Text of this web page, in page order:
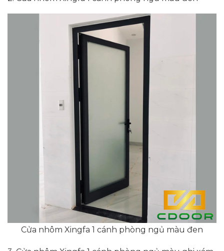
Cửa nhôm Xingfa 1 cánh phòng ngủ màu đen